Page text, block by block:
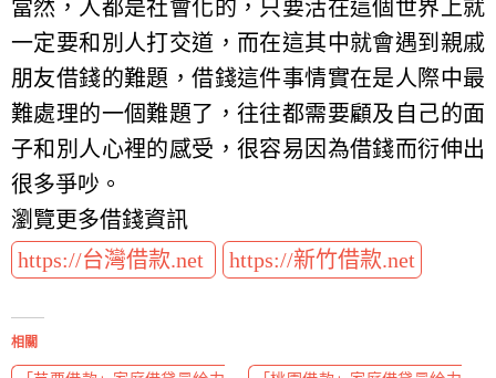
當然，人都是社會化的，只要活在這個世界上就
一定要和別人打交道，而在這其中就會遇到親戚
朋友借錢的難題，借錢這件事情實在是人際中最
難處理的一個難題了，往往都需要顧及自己的面
子和別人心裡的感受，很容易因為借錢而衍伸出
很多爭吵。
瀏覽更多借錢資訊
https://台灣借款.net
https://新竹借款.net
相關